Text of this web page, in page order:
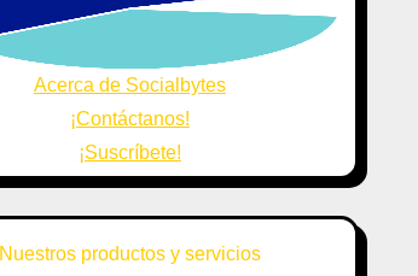
Acerca de Socialbytes
¡Contáctanos!
¡Suscríbete!
Nuestros productos y servicios